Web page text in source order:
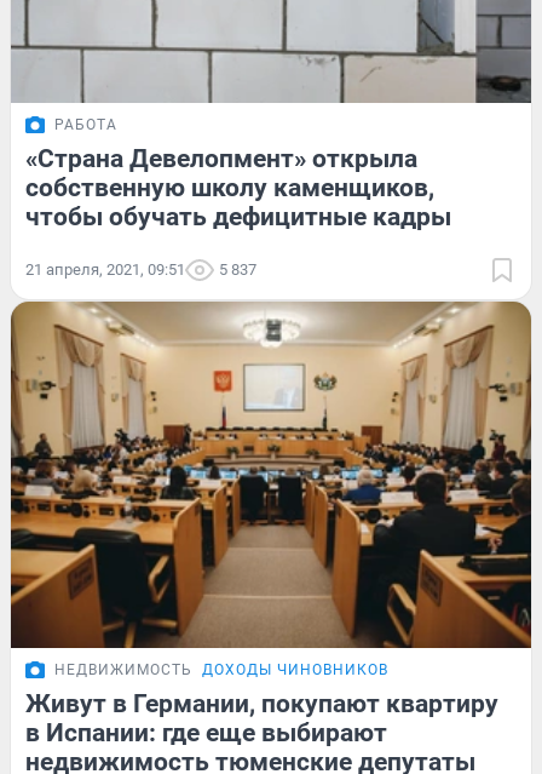
РАБОТА
«Страна Девелопмент» открыла
собственную школу каменщиков,
чтобы обучать дефицитные кадры
21 апреля, 2021, 09:51 5 837
НЕДВИЖИМОСТЬ ДОХОДЫ ЧИНОВНИКОВ
Живут в Германии, покупают квартиру
в Испании: где еще выбирают
недвижимость тюменские депутаты